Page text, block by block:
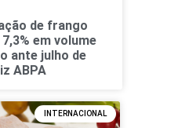
de frango
em volume
ante julho de
ABPA
INTERNACIONAL